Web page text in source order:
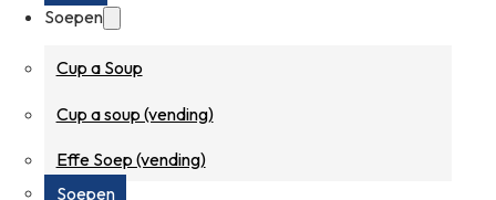
Soepen
Cup a Soup
Cup a soup (vending)
Effe Soep (vending)
Soepen